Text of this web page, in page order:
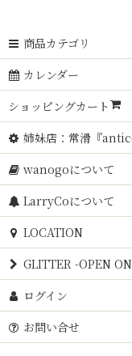
商品カテゴリ
カレンダー
ショッピングカート
姉妹店：常滑『
wanogoについて
LarryCoについて
LOCATION
GLITTER -OPEN
ログイン
お問い合せ